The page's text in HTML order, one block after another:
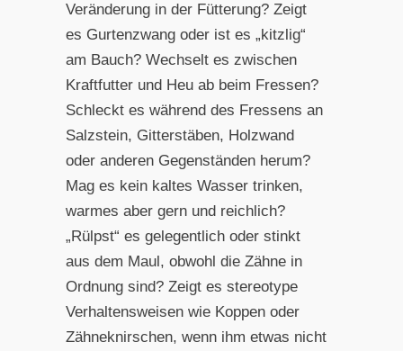
Veränderung in der Fütterung? Zeigt
es Gurtenzwang oder ist es „kitzlig“
am Bauch? Wechselt es zwischen
Kraftfutter und Heu ab beim Fressen?
Schleckt es während des Fressens an
Salzstein, Gitterstäben, Holzwand
oder anderen Gegenständen herum?
Mag es kein kaltes Wasser trinken,
warmes aber gern und reichlich?
„Rülpst“ es gelegentlich oder stinkt
aus dem Maul, obwohl die Zähne in
Ordnung sind? Zeigt es stereotype
Verhaltensweisen wie Koppen oder
Zähneknirschen, wenn ihm etwas nicht